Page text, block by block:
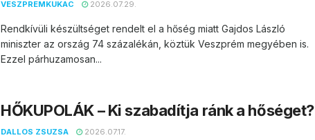
VESZPREMKUKAC 2026.07.29.
Rendkívüli készültséget rendelt el a hőség miatt Gajdos László
miniszter az ország 74 százalékán, köztük Veszprém megyében is.
Ezzel párhuzamosan...
HŐKUPOLÁK – Ki szabadítja ránk a hőséget?
DALLOS ZSUZSA 2026.07.17.